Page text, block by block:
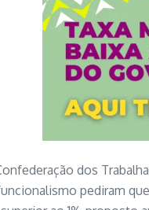
dos
pediram